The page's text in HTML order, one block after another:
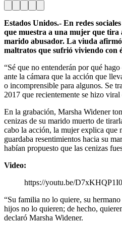
Estados Unidos.- En redes
que muestra a una mujer que tira
marido abusador. La viuda
maltratos que sufrió viviendo con
“Sé que no entenderán por qué
ante la cámara que la acción que
o incomprensible para algunos. Se
2017 que recientemente se hizo viral
En la grabación, Marsha Widener
cenizas de su marido muerto de
cabo la acción, la mujer explica que
guardaba resentimientos hacia su
habían propuesto que las cenizas
Video:
https://youtu.be/
“Su familia no lo quiere, su
hijos no lo quieren; de hecho,
declaró Marsha Widener.